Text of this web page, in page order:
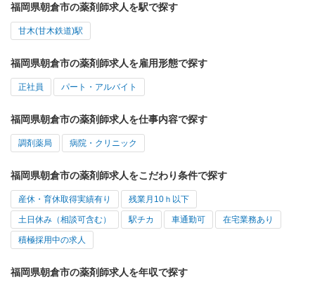
福岡県朝倉市の薬剤師求人を駅で探す
甘木(甘木鉄道)駅
福岡県朝倉市の薬剤師求人を雇用形態で探す
正社員 パート・アルバイト
福岡県朝倉市の薬剤師求人を仕事内容で探す
調剤薬局 病院・クリニック
福岡県朝倉市の薬剤師求人をこだわり条件で探す
産休・育休取得実績有り 残業月10ｈ以下
土日休み（相談可含む） 駅チカ 車通勤可 在宅業務あり
積極採用中の求人
福岡県朝倉市の薬剤師求人を年収で探す